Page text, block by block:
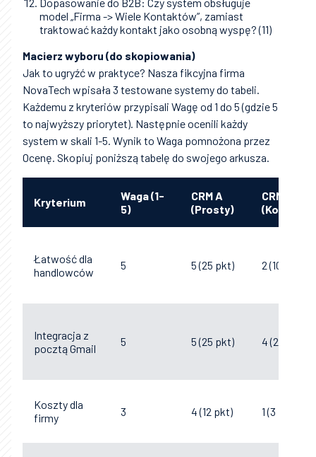
model „Firma -> Wiele Kontaktów”, zamiast
traktować każdy kontakt jako osobną wyspę? (11)
Macierz wyboru (do skopiowania)
Jak to ugryźć w praktyce? Nasza fikcyjna firma
NovaTech wpisała 3 testowane systemy do tabeli.
Każdemu z kryteriów przypisali Wagę od 1 do 5 (gdzie 5
to najwyższy priorytet). Następnie ocenili każdy
system w skali 1-5. Wynik to Waga pomnożona przez
Ocenę. Skopiuj poniższą tabelę do swojego arkusza.
Kryterium
Waga (1-
5)
CRM A
(Prosty)
CRM B
(Kombajn)
Łatwość dla
handlowców
5 5 (25 pkt) 2 (10 pkt)
Integracja z
pocztą Gmail
5 5 (25 pkt) 4 (20 pkt)
Koszty dla
firmy
3 4 (12 pkt) 1 (3 pkt)